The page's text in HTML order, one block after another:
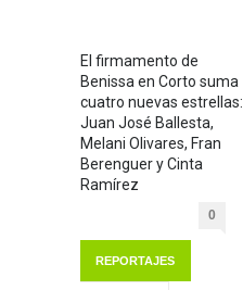
El firmamento de
Benissa en Corto suma
cuatro nuevas estrellas:
Juan José Ballesta,
Melani Olivares, Fran
Berenguer y Cinta
Ramírez
0
REPORTAJES